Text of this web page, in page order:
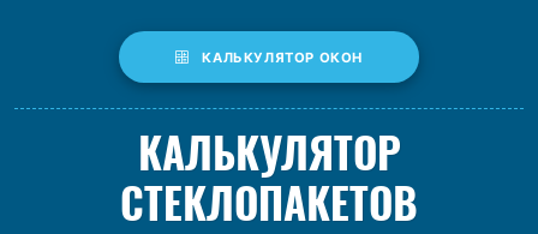
КАЛЬКУЛЯТОР ОКОН
КАЛЬКУЛЯТОР
СТЕКЛОПАКЕТОВ